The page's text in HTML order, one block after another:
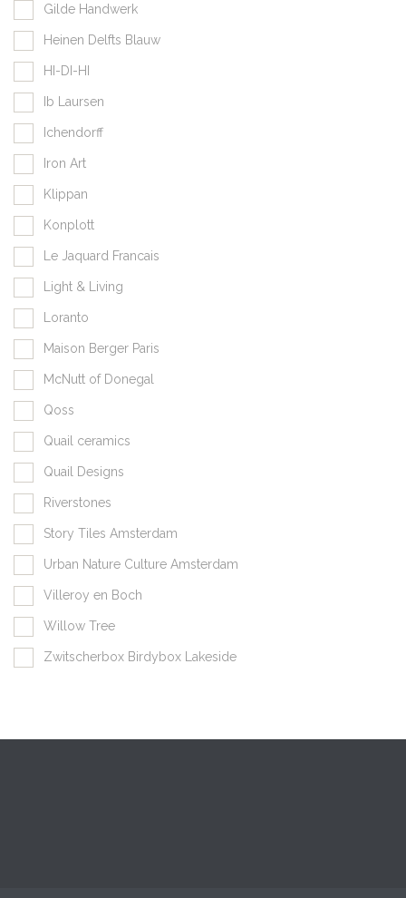
Gilde Handwerk
Heinen Delfts Blauw
HI-DI-HI
Ib Laursen
Ichendorff
Iron Art
Klippan
Konplott
Le Jaquard Francais
Light & Living
Loranto
Maison Berger Paris
McNutt of Donegal
Qoss
Quail ceramics
Quail Designs
Riverstones
Story Tiles Amsterdam
Urban Nature Culture Amsterdam
Villeroy en Boch
Willow Tree
Zwitscherbox Birdybox Lakeside